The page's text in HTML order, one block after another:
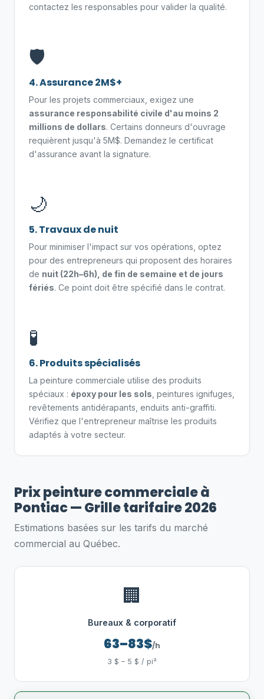
contactez les responsables pour valider la qualité.
🛡️
4. Assurance 2M$+
Pour les projets commerciaux, exigez une
assurance responsabilité civile d'au moins 2
millions de dollars. Certains donneurs d'ouvrage
requièrent jusqu'à 5M$. Demandez le certificat
d'assurance avant la signature.
🌙
5. Travaux de nuit
Pour minimiser l'impact sur vos opérations, optez
pour des entrepreneurs qui proposent des horaires
de nuit (22h–6h), de fin de semaine et de jours
fériés. Ce point doit être spécifié dans le contrat.
🧪
6. Produits spécialisés
La peinture commerciale utilise des produits
spéciaux : époxy pour les sols , peintures ignifuges,
revêtements antidérapants, enduits anti-graffiti.
Vérifiez que l'entrepreneur maîtrise les produits
adaptés à votre secteur.
Prix peinture commerciale à
Pontiac — Grille tarifaire 2026
Estimations basées sur les tarifs du marché
commercial au Québec.
🏢
Bureaux & corporatif
63–83$/h
3 $ – 5 $ / pi²